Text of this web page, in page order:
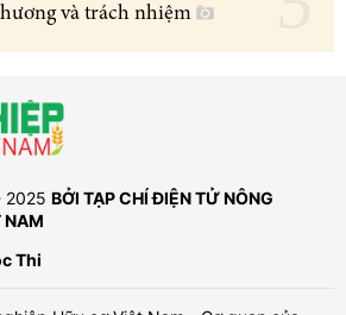
và trách nhiệm
2025 BỞI TẠP CHÍ ĐIỆN TỬ NÔNG
NAM
Thi